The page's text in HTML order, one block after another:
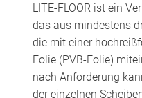
LITE-FLOOR ist ein
das aus mindestens
die mit einer
Folie (PVB-Folie)
nach Anforderung
der einzelnen